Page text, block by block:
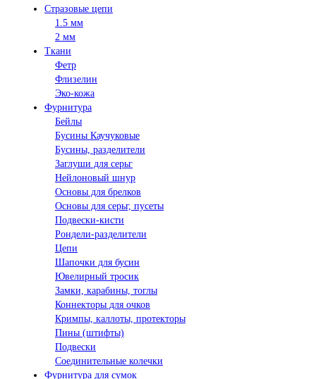
Стразовые цепи
1.5 мм
2 мм
Ткани
Фетр
Флизелин
Эко-кожа
Фурнитура
Бейлы
Бусины Каучуковые
Бусины, разделители
Заглуши для серьг
Нейлоновый шнур
Основы для брелков
Основы для серьг, пусеты
Подвески-кисти
Рондели-разделители
Цепи
Шапочки для бусин
Ювелирный тросик
Замки, карабины, тоглы
Коннекторы для очков
Кримпы, каллоты, протекторы
Пины (штифты)
Подвески
Соединительные колечки
Фурнитура для сумок